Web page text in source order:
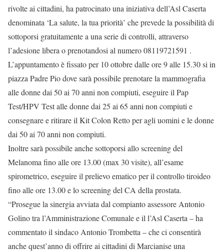
rivolte ai cittadini, ha patrocinato una iniziativa dell’Asl Caserta
denominata ‘La salute, la tua priorità’ che prevede la possibilità di
sottoporsi gratuitamente a una serie di controlli, attraverso
l’adesione libera o prenotandosi al numero 08119721591 .
L’appuntamento è fissato per 10 ottobre dalle ore 9 alle 15.30 si in
piazza Padre Pio dove sarà possibile prenotare la mammografia
alle donne dai 50 ai 70 anni non compiuti, eseguire il Pap
Test/HPV Test alle donne dai 25 ai 65 anni non compiuti e
consegnare e ritirare il Kit Colon Retto per agli uomini e le donne
dai 50 ai 70 anni non compiuti.
Inoltre sarà possibile anche sottoporsi allo screening del
Melanoma fino alle ore 13.00 (max 30 visite), all’esame
spirometrico, eseguire il prelievo ematico per il controllo tiroideo
fino alle ore 13.00 e lo screening del CA della prostata.
“Prosegue la sinergia avviata dal compianto assessore Antonio
Golino tra l’Amministrazione Comunale e il l’Asl Caserta – ha
commentato il sindaco Antonio Trombetta – che ci consentirà
anche quest’anno di offrire ai cittadini di Marcianise una